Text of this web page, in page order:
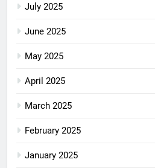
July 2025
June 2025
May 2025
April 2025
March 2025
February 2025
January 2025